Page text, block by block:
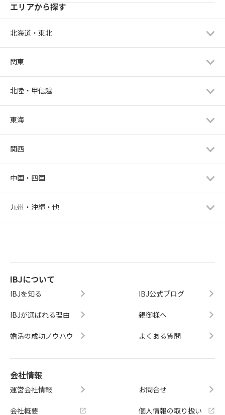
エリアから探す
北海道・東北
関東
北陸・甲信越
東海
関西
中国・四国
九州・沖縄・他
IBJについて
IBJを知る
IBJが選ばれる理由
婚活の成功ノウハウ
IBJ公式ブログ
親御様へ
よくある質問
会社情報
運営会社情報
会社概要
お問合せ
個人情報の取り扱い